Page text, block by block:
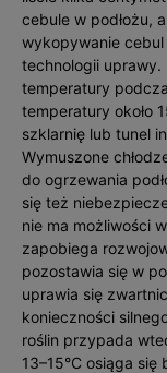
cebule w podłożu,
wykopywanie
technologii uprawy.
temperatury
temperatury około
szklarnię lub tunel
Wymuszone
do ogrzewania
się też
nie ma możliwości
zapobiega
pozostawia się w
uprawia się
koniecznoś­ci
roślin przypada
13–15°C osiąga